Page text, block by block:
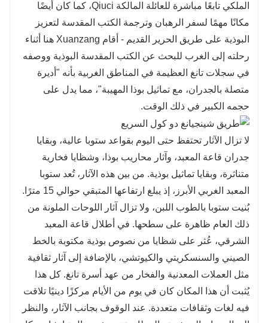
الملكي تابعًا مباشرة للعائلة المالكة Qiuci، كما كان أيضًا
مكانًا مهمًا لسفر الرهبان وترجمة الكتب المقدسة لتعزيز
البوذية على طريق الحرير القديم - أقام Xuanzang هنا أثناء
رحلته إلى الغرب للبحث عن الكتب المقدسة البوذية ووصفه
في سجلات تانغ العظيمة في المناطق الغربية بأنه "أديرة
متصلة بالجدران، مع تماثيل بوذا المهيبة"، مما يدل على
حجمه الكبير في ذلك الوقت.
لا تزال الآثار تحتفظ حتى اليوم بقواعد ستوبا عالية، وبقايا
جدران قاعة المعبد، وآثار محاريب بوذا، وشظايا فخارية
متناثرة، وبقايا تماثيل بوذية. من بين هذه الآثار، تُعد ستوبا
المعبد الغربي الأبرز، إذ يبلغ ارتفاعها المتبقي حوالي 15 مترًا.
بُنيت ستوبا بالطوب اللبن، ولا تزال آثار اللوحات الملونة من
ذلك العام ظاهرة على سطحها. في أطلال قاعة المعبد
الشرقي، عُثر على شظايا من نصوص بوذية مكتوبة بالخط
الصيني والسنسكريتي والكيوتشي، بالإضافة إلى آثار ثقافية
مثل العملات المعدنية والفخار من عهد أسرة تانغ. كل هذا
يُثبت أن هذا المكان كان في يوم من الأيام مركزًا دينيًا تلاقت
فيه لغات وثقافات متعددة. عند الوقوف بجانب الآثار، والنظر